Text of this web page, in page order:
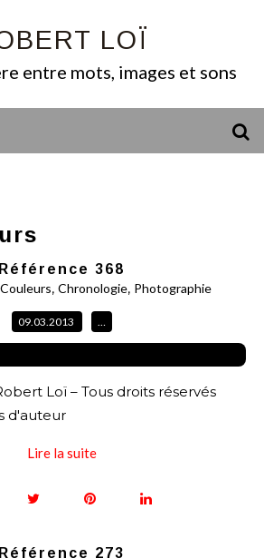
LOÏ
entre mots, images et sons
Référence 368
, Chronologie, Photographie
09.03.2013 …
Loï – Tous droits réservés
d'auteur
Lire la suite
Référence 273